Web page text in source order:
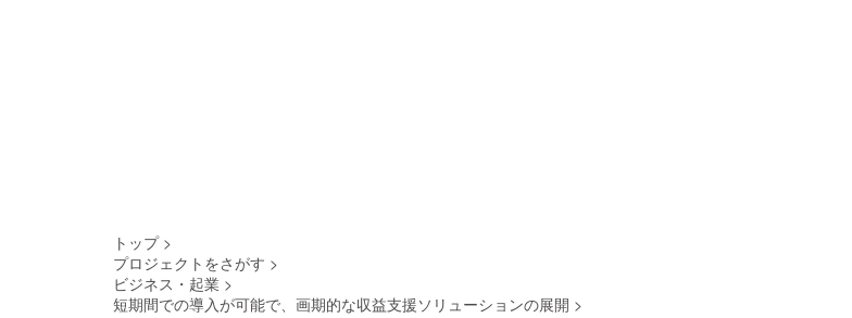
トップ >
プロジェクトをさがす >
ビジネス・起業 >
短期間での導入が可能で、画期的な収益支援ソリューションの展開 >